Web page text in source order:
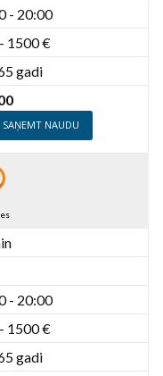
- 20:00
1500 €
gadi
NAUDU
- 20:00
1500 €
gadi